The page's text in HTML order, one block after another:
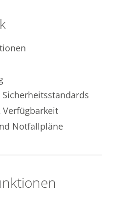
Verfügbarkeit
Notfallpläne